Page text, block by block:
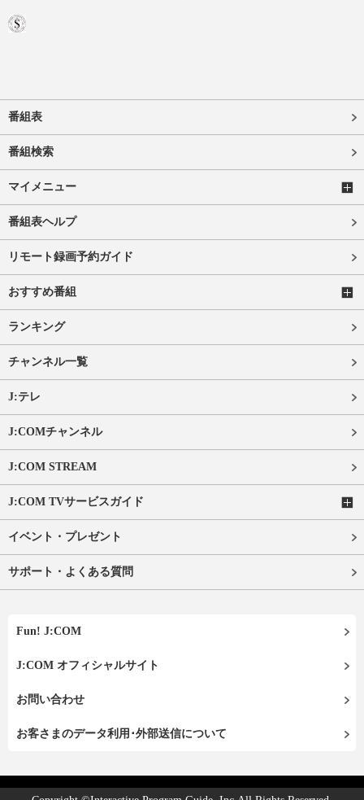
番組表
番組検索
マイメニュー
番組表ヘルプ
リモート録画予約ガイド
おすすめ番組
ランキング
チャンネル一覧
J:テレ
J:COMチャンネル
J:COM STREAM
J:COM TVサービスガイド
イベント・プレゼント
サポート・よくある質問
Fun! J:COM
J:COM オフィシャルサイト
お問い合わせ
お客さまのデータ利用･外部送信について